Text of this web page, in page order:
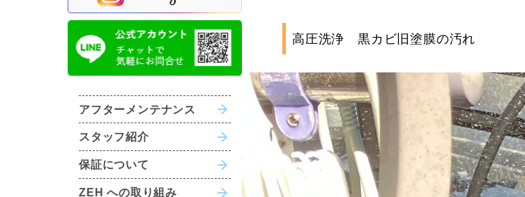
アフターメンテナンス
スタッフ紹介
保証について
ZEH への取り組み
高圧洗浄 黒カビ旧塗膜の汚れ